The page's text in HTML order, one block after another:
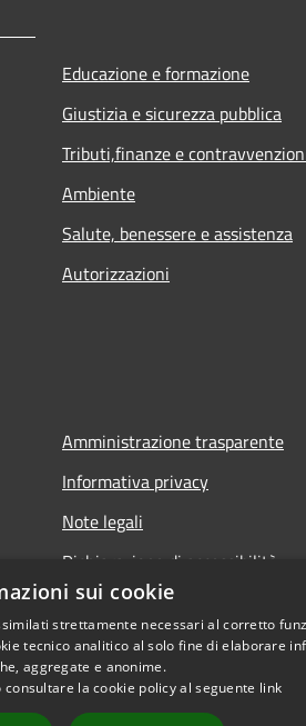
Educazione e formazione
Giustizia e sicurezza pubblica
Tributi,finanze e
Ambiente
Salute, benessere e assistenza
Autorizzazioni
Amministrazione trasparente
Informativa privacy
Note legali
Dichiarazione di accessibilità
sui cookie
strettamente necessari al corretto
tecnico analitico al solo fine di elaborare
aggregate e anonime.
la cookie policy al seguente link